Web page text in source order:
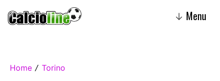
↓ Menu
Home / Torino